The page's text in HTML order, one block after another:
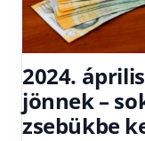
2024.
jönnek –
zsebükbe